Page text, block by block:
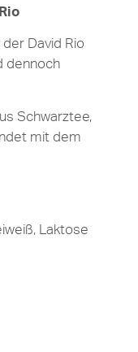
David Rio
dennoch
Schwarztee,
mit dem
Laktose